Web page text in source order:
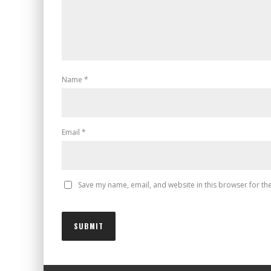
Name *
Email *
Save my name, email, and website in this browser for